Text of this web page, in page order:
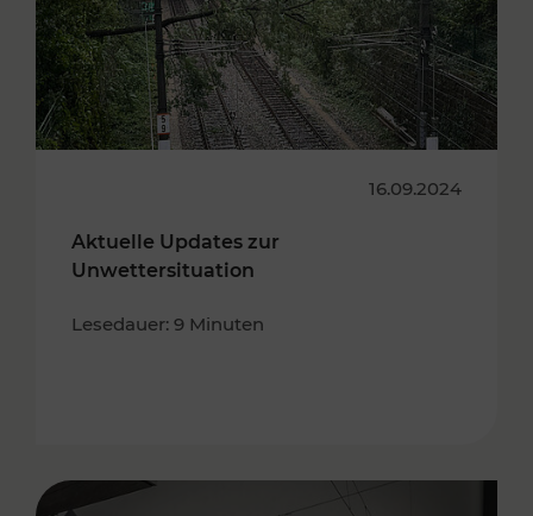
16.09.2024
Aktuelle Updates zur
Unwettersituation
Lesedauer: 9 Minuten